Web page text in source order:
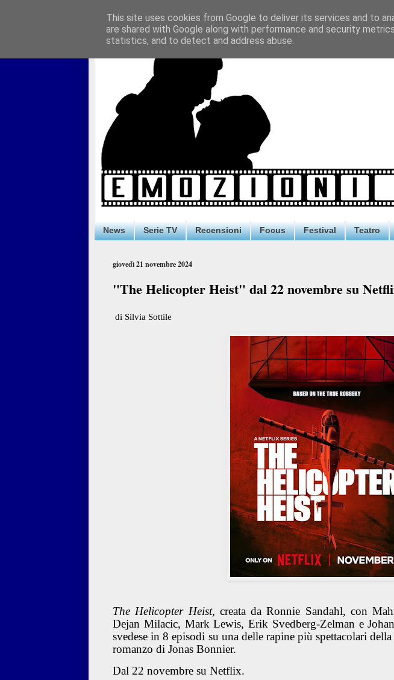
News Serie TV Recensioni Focus Festival Teatro
giovedì 21 novembre 2024
"The Helicopter Heist" dal 22 novembre su
di Silvia Sottile
The Helicopter Heist, creata da Ronnie Sandahl, con
Dejan Milacic, Mark Lewis, Erik Svedberg-Zelman e
svedese in 8 episodi su una delle rapine più spettacolari
romanzo di Jonas Bonnier.
Dal 22 novembre su Netflix.
This site uses cookies from Google to deliver its services and to
are shared with Google along with performance and security
statistics, and to detect and address abuse.